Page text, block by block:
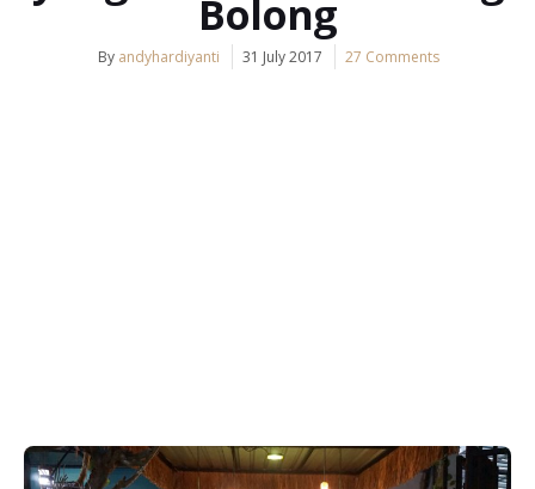
Bolong
By andyhardiyanti 31 July 2017 27 Comments